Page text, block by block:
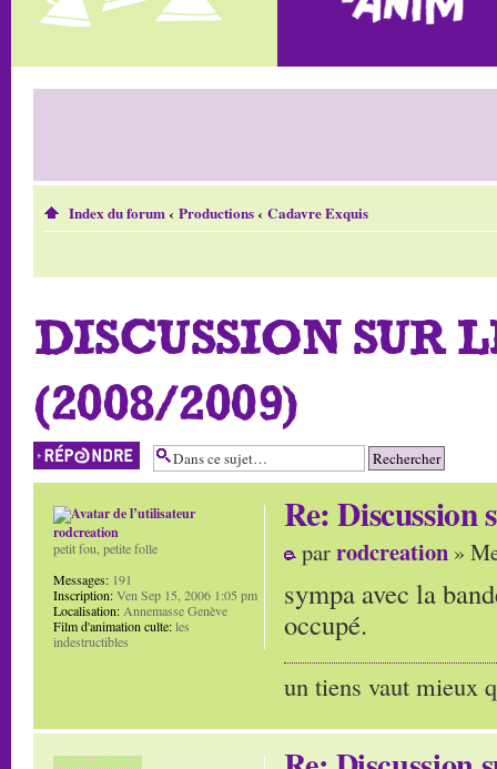
Index du forum‹ Productions‹ Cadavre Exquis
DISCUSSION SUR
(2008/2009)
Répondre
Re: Discussion
parrodcreation »
sympa avec la
occupé.
un tiens vaut mieux
rodcreation
petit fou, petite folle
Messages: 191
Inscription:Ven Sep 15, 2006 1:05 pm
Localisation: Annemasse Genève
Film d'animation culte:les
indestructibles